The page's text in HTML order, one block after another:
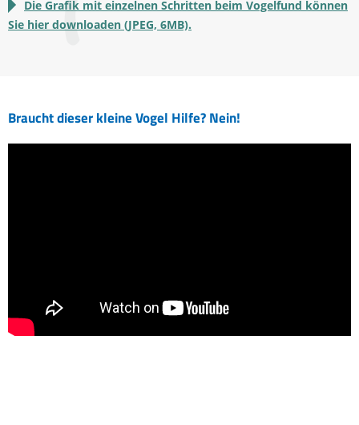
Die Grafik mit einzelnen Schritten beim Vogelfund können
Sie hier downloaden (JPEG, 6MB).
Braucht dieser kleine Vogel Hilfe? Nein!